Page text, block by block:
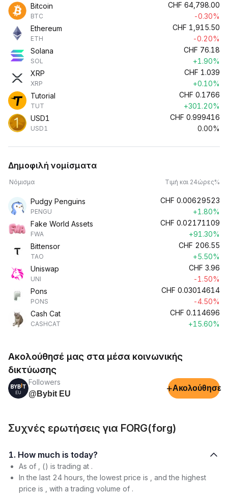
Bitcoin
BTC
CHF 64,798.00
-0.30%
Ethereum
ETH
CHF 1,915.50
-0.20%
Solana
SOL
CHF 76.18
+1.90%
XRP
XRP
CHF 1.039
+0.10%
Tutorial
TUT
CHF 0.1766
+301.20%
USD1
USD1
CHF 0.999416
0.00%
Δημοφιλή νομίσματα
Νόμισμα Τιμή και 24ώρες%
Pudgy Penguins
PENGU
CHF 0.00629523
+1.80%
Fake World Assets
FWA
CHF 0.02171109
+91.30%
Bittensor
TAO
CHF 206.55
+5.50%
Uniswap
UNI
CHF 3.96
-1.50%
Pons
PONS
CHF 0.03014614
-4.50%
Cash Cat
CASHCAT
CHF 0.114696
+15.60%
Ακολούθησέ μας στα μέσα κοινωνικής
δικτύωσης
Followers
@Bybit EU
+Ακολούθησε
Συχνές ερωτήσεις για FORG(forg)
1. How much is today?
As of , () is trading at .
In the last 24 hours, the lowest price is , and the highest
price is , with a trading volume of .